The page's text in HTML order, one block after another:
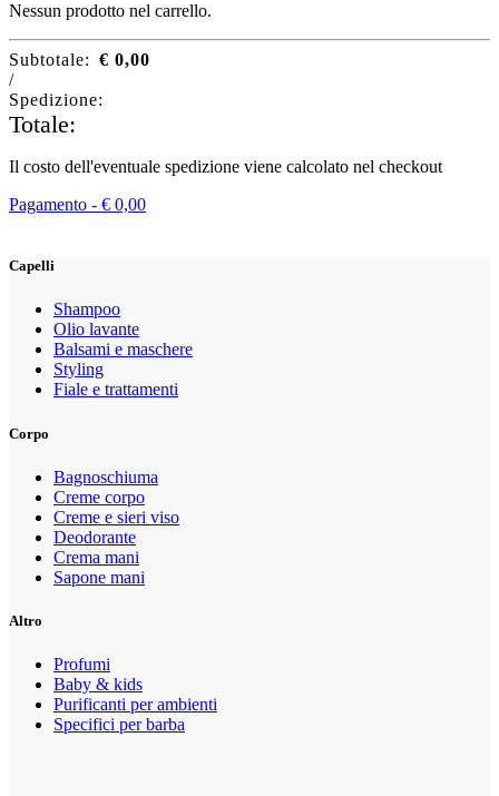
Nessun prodotto nel carrello.
Subtotale: € 0,00
/
Spedizione:
Totale:
Il costo dell'eventuale spedizione viene calcolato nel checkout
Pagamento - € 0,00
Capelli
Shampoo
Olio lavante
Balsami e maschere
Styling
Fiale e trattamenti
Corpo
Bagnoschiuma
Creme corpo
Creme e sieri viso
Deodorante
Crema mani
Sapone mani
Altro
Profumi
Baby & kids
Purificanti per ambienti
Specifici per barba